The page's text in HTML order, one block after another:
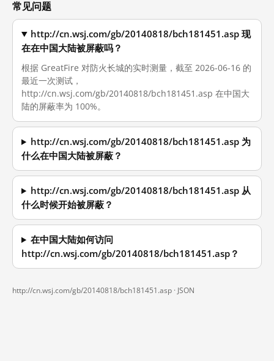
常见问题
http://cn.wsj.com/gb/20140818/bch181451.asp 现
在在中国大陆被屏蔽吗？
根据 GreatFire 对防火长城的实时测量，截至 2026-06-16 的
最近一次测试，
http://cn.wsj.com/gb/20140818/bch181451.asp 在中国大
陆的屏蔽率为 100%。
http://cn.wsj.com/gb/20140818/bch181451.asp 为
什么在中国大陆被屏蔽？
http://cn.wsj.com/gb/20140818/bch181451.asp 从
什么时候开始被屏蔽？
在中国大陆如何访问
http://cn.wsj.com/gb/20140818/bch181451.asp？
http://cn.wsj.com/gb/20140818/bch181451.asp · JSON